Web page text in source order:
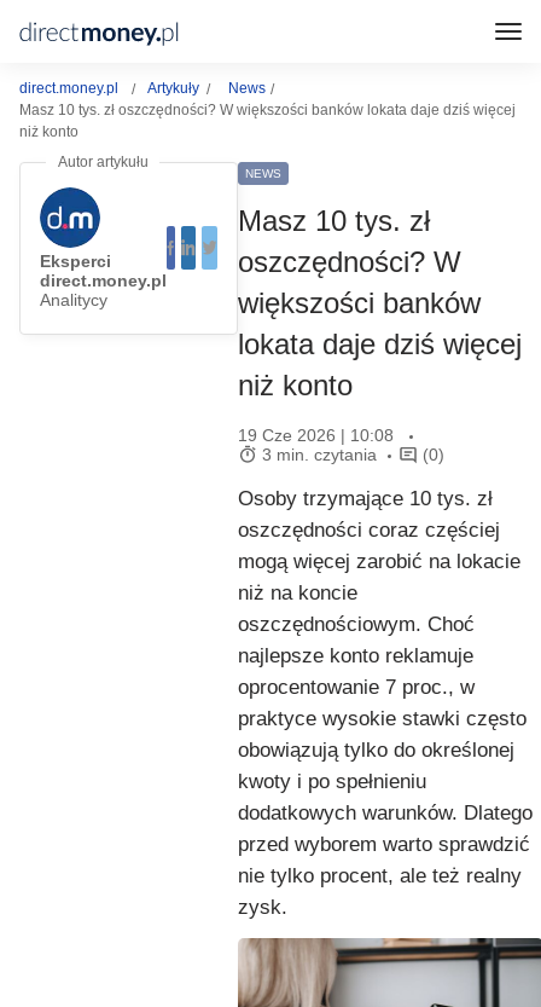
direct.money.pl Artykuły
News
Masz 10 tys. zł oszczędności? W większości banków lokata daje dziś więcej
niż konto
Eksperci
direct.money.pl
Analitycy
NEWS
Masz 10 tys. zł
oszczędności? W
większości banków
lokata daje dziś więcej
niż konto
19 Cze 2026 | 10:08
3 min. czytania
(0)
Osoby trzymające 10 tys. zł
oszczędności coraz częściej
mogą więcej zarobić na lokacie
niż na koncie
oszczędnościowym. Choć
najlepsze konto reklamuje
oprocentowanie 7 proc., w
praktyce wysokie stawki często
obowiązują tylko do określonej
kwoty i po spełnieniu
dodatkowych warunków. Dlatego
przed wyborem warto sprawdzić
nie tylko procent, ale też realny
zysk.